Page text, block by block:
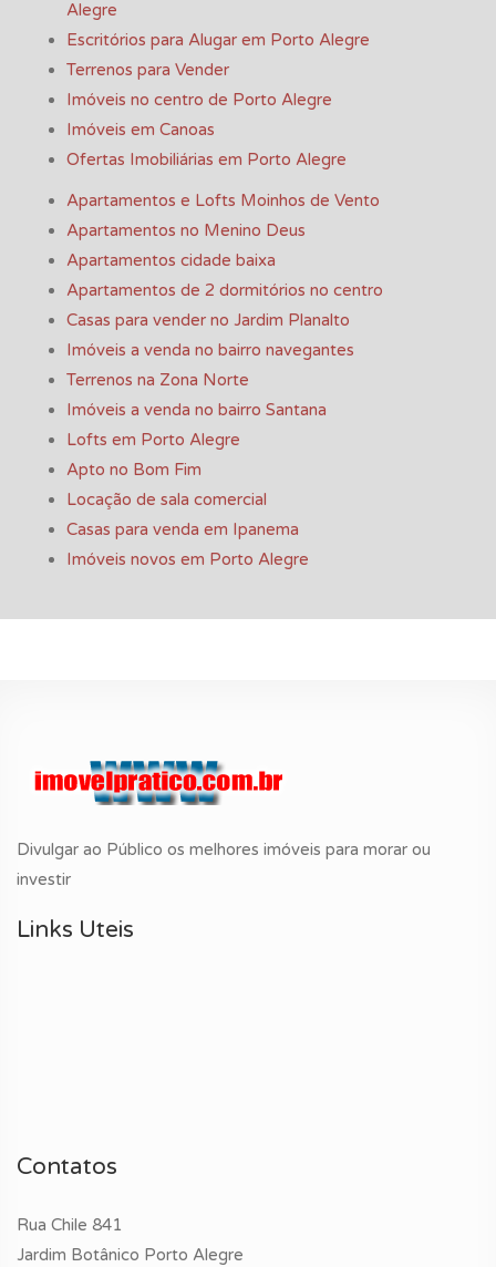
Alegre
Escritórios para Alugar em Porto Alegre
Terrenos para Vender
Imóveis no centro de Porto Alegre
Imóveis em Canoas
Ofertas Imobiliárias em Porto Alegre
Apartamentos e Lofts Moinhos de Vento
Apartamentos no Menino Deus
Apartamentos cidade baixa
Apartamentos de 2 dormitórios no centro
Casas para vender no Jardim Planalto
Imóveis a venda no bairro navegantes
Terrenos na Zona Norte
Imóveis a venda no bairro Santana
Lofts em Porto Alegre
Apto no Bom Fim
Locação de sala comercial
Casas para venda em Ipanema
Imóveis novos em Porto Alegre
Divulgar ao Público os melhores imóveis para morar ou
investir
Links Uteis
Contatos
Rua Chile 841
Jardim Botânico Porto Alegre